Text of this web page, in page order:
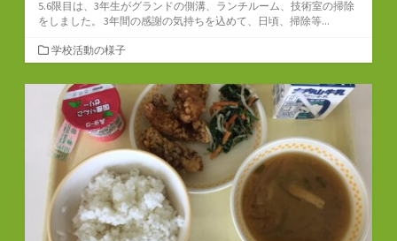
5.6限目は、3年生がグランドの側溝、ランチルーム、技術室の掃除
をしました。 3年間の感謝の気持ちを込めて、日頃、掃除等...
カ
テ
ゴ
リ
学校活動の様子